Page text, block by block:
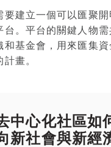
要建立一個可以匯聚開
台。平台的關鍵人物需
和基金會，用來匯集資
畫。
中心化社區如
新社會與新經